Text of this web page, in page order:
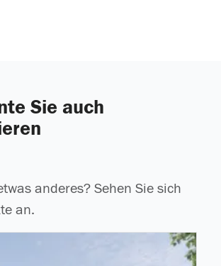
Sie auch
anderes? Sehen Sie sich
an.